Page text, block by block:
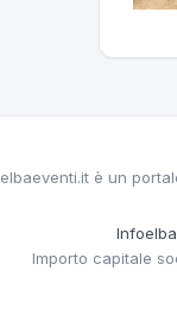
elbaeventi.it è un
Infoelba
Importo capitale